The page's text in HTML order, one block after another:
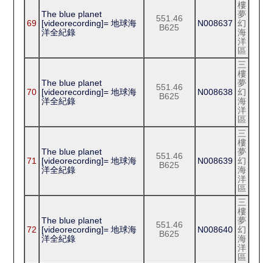
69
The blue planet
[videorecording]= 地球海
洋全紀錄
551.46
B625
N008637
樓
夢
幻
海
洋
區
70
The blue planet
[videorecording]= 地球海
洋全紀錄
551.46
B625
N008638
三
樓
夢
幻
海
洋
區
71
The blue planet
[videorecording]= 地球海
洋全紀錄
551.46
B625
N008639
三
樓
夢
幻
海
洋
區
72
The blue planet
[videorecording]= 地球海
洋全紀錄
551.46
B625
N008640
三
樓
夢
幻
海
洋
區